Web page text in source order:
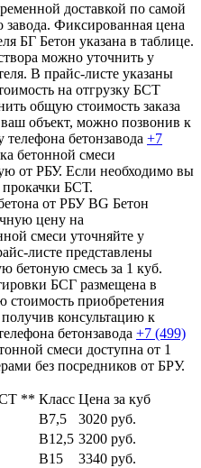
доставкой по самой
завода. Фиксированная цена
БГ Бетон указана в таблице.
можно уточнить у
В прайс-листе указаны
на отгрузку БСТ
общую стоимость заказа
ваш объект, можно позвонив к
бетонзавода +7
бетонной смеси
от РБУ. Если необходимо вы
БСТ.
от РБУ BG Бетон
цену на
смеси уточняйте у
листе представлены
бетоную смесь за 1 куб.
БСГ размещена в
приобретения
консультацию к
бетонзавода +7 (499)
смеси доступна от 1
без посредников от БРУ.
** Класс Цена за куб
В7,5
3020 руб.
В12,5 3200 руб.
В15
3340 руб.